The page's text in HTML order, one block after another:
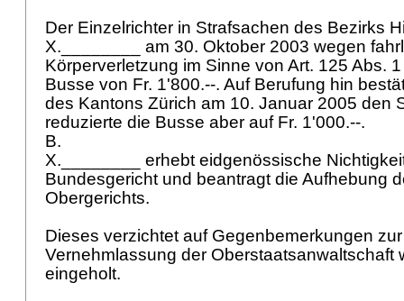
Der Einzelrichter in Strafsachen des Bezirks
X.________ am 30. Oktober 2003 wegen
Körperverletzung im Sinne von Art. 125 Abs.
Busse von Fr. 1'800.--. Auf Berufung hin
des Kantons Zürich am 10. Januar 2005 den
reduzierte die Busse aber auf Fr. 1'000.--.
B.
X.________ erhebt eidgenössische
Bundesgericht und beantragt die Aufhebung
Obergerichts.
Dieses verzichtet auf Gegenbemerkungen
Vernehmlassung der Oberstaatsanwaltschaft
eingeholt.